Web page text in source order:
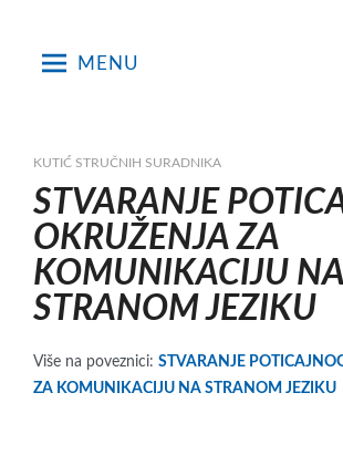
MENU
KUTIĆ STRUČNIH SURADNIKA
STVARANJE
OKRUŽENJA ZA
KOMUNIKACIJU NA
STRANOM JEZIKU
Više na poveznici: STVARANJE
ZA KOMUNIKACIJU NA STRANOM JEZIKU